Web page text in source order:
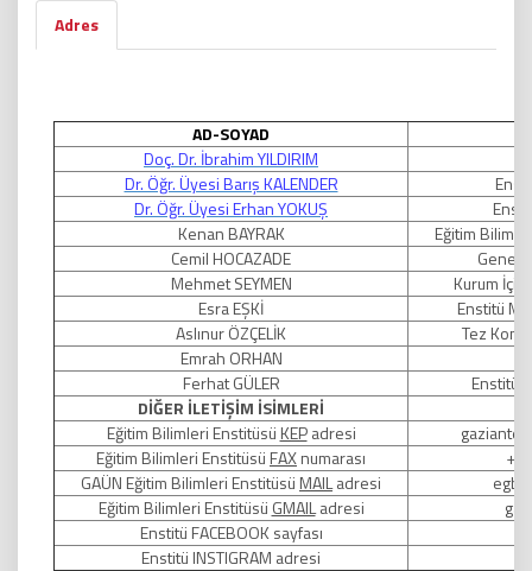
Adres
AD-SOYAD
Doç. Dr. İbrahim YILDIRIM
Dr. Öğr. Üyesi Barış KALENDER
Dr. Öğr. Üyesi Erhan YOKUŞ
Kenan BAYRAK
Eğitim
Cemil HOCAZADE
Genel
Mehmet SEYMEN
Kurum İçi-
Esra EŞKİ
Enstitü
Aslınur ÖZÇELİK
Tez
Emrah ORHAN
Ferhat GÜLER
Enstitü
DİĞER İLETİŞİM İSİMLERİ
Eğitim Bilimleri Enstitüsü KEPadresi
Eğitim Bilimleri Enstitüsü FAXnumarası
GAÜN Eğitim Bilimleri Enstitüsü MAILadresi
Eğitim Bilimleri Enstitüsü GMAILadresi
Enstitü FACEBOOK sayfası
Enstitü INSTIGRAM adresi